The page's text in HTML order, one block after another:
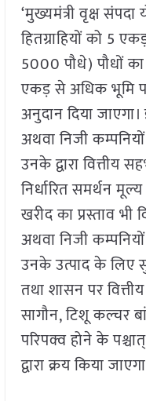
‘मुख्यमंत्री वृक्ष संपदा
हितग्राहियों को 5
5000 पौधे) पौधों
एकड़ से अधिक भूमि
अनुदान दिया
अथवा निजी
उनके द्वारा वित्तीय
निर्धारित समर्थन
खरीद का प्रस्ताव भी
अथवा निजी
उनके उत्पाद के लिए
तथा शासन पर
सागौन, टिशू कल्चर
परिपक्व होने के
द्वारा क्रय किया